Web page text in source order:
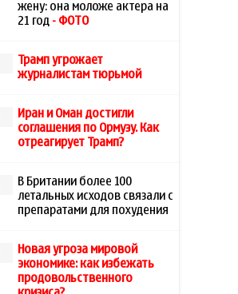
жену: она моложе актера на
21 год - ФОТО
Трамп угрожает
журналистам тюрьмой
Иран и Оман достигли
соглашения по Ормузу. Как
отреагирует Трамп?
В Британии более 100
летальных исходов связали с
препаратами для похудения
Новая угроза мировой
экономике: как избежать
продовольственного